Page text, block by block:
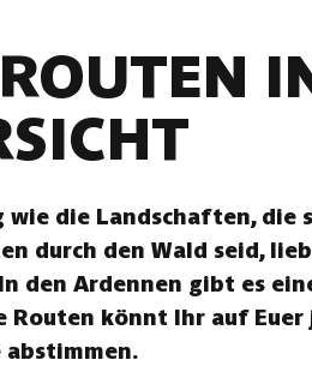
die Landschaften, die
durch den Wald seid,
den Ardennen gibt es
könnt Ihr auf Euer
abstimmen.